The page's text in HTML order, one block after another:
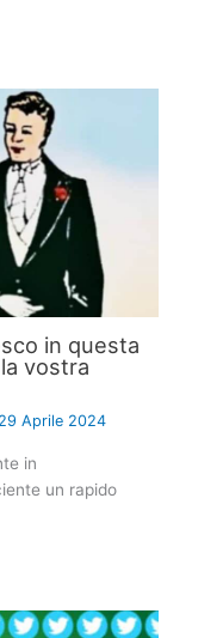
in questa
vostra
29 Aprile 2024
in
un rapido